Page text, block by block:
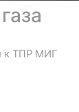
к ТПР МИГ